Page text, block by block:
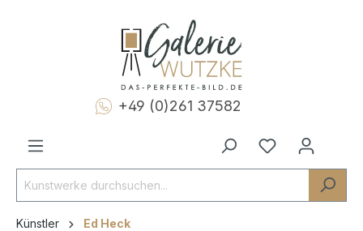
+49 (0)261 37582
Künstler Ed Heck